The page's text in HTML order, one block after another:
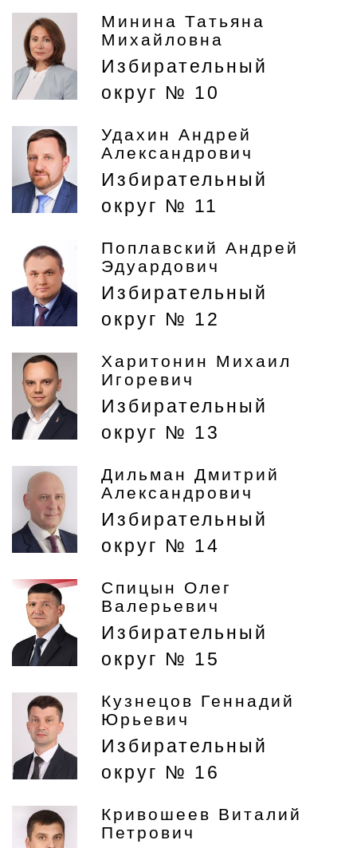
Минина Татьяна
Михайловна
Избирательный
округ № 10
Удахин Андрей
Александрович
Избирательный
округ № 11
Поплавский Андрей
Эдуардович
Избирательный
округ № 12
Харитонин Михаил
Игоревич
Избирательный
округ № 13
Дильман Дмитрий
Александрович
Избирательный
округ № 14
Спицын Олег
Валерьевич
Избирательный
округ № 15
Кузнецов Геннадий
Юрьевич
Избирательный
округ № 16
Кривошеев Виталий
Петрович